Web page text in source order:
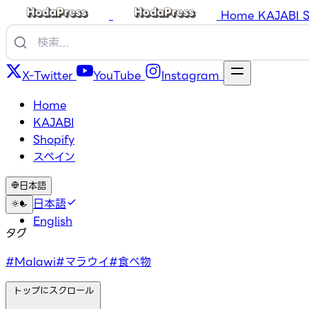
Home KAJABI
X-Twitter YouTube
Instagram
Home
KAJABI
Shopify
スペイン
日本語
日本語
English
タグ
#Malawi#マラウイ#食べ物
トップにスクロール